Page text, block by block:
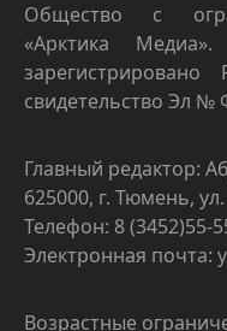
Общество с
«Арктика
зарегистрировано
свидетельство Эл №
Главный редактор:
625000, г. Тюмень,
Телефон: 8 (3452)55-
Электронная почта:
Возрастные